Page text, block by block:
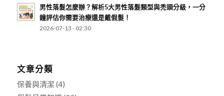
男性落髮怎麼辦？解析5大男性落髮類型與禿頭分級，一分
鐘評估你需要治療還是戴假髮！
2026-07-13 - 02:30
文章分類
保養與清潔 (4)